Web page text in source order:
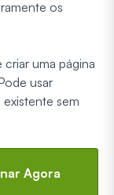
os
uma página
usar
sem
Agora